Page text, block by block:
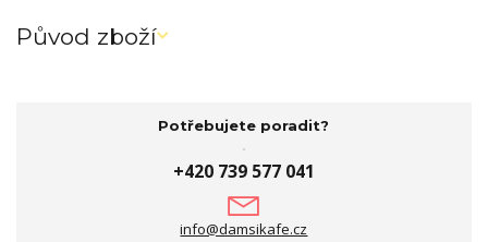
Původ zboží
Potřebujete poradit?
+420 739 577 041
info@damsikafe.cz